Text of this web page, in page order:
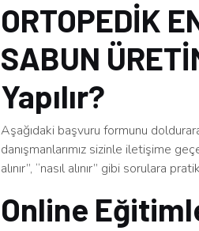
ORTOPEDİK
SABUN
Yapılır?
Aşağıdaki başvuru formunu
danışmanlarımız sizinle iletişime
alınır”, “nasıl alınır” gibi sorulara
Online